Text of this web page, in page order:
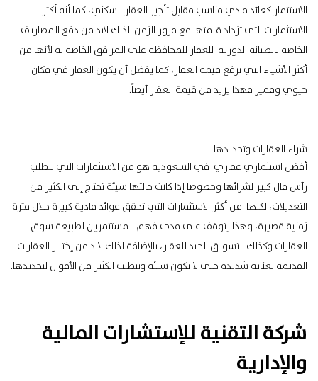
الاستثمار كعائد مادي مناسب مقابل تأجير العقار السكني، كما أنه أكثر
الاستثمارات التي تزداد قيمتها مع مرور الزمن. لذلك لابد من دفع المصاريف
الخاصة بالصيانة الدورية للعقار للمحافظة على المرافق الخاصة به لأنها من
أكثر الأشياء التي ترفع قيمة العقار، كما يفضل أن يكون العقار في مكان
حيوي ومميز فهذا يزيد من قيمة العقار أيضاً.
شراء العقارات وتجديدها
أفضل استثماري عقاري في السعودية هو من الاستثمارات التي تتطلب
رأس مال كبير لشرائها وخصوصا إذا كانت حالتها سيئة تحتاج إلى الكثير من
التعديلات، لكنها من أكثر الاستثمارات التي تحقق عوائد مادية كبيرة خلال فترة
زمنية قصيرة، وهذا يتوقف على مدى فهم المستثمرين لطبيعة سوق
العقارات وكذلك التسويق الجيد للعقار، بالإضافة لذلك لابد من إختيار العقارات
القديمة بعناية شديدة حتى لا تكون سيئة وتتطلب الكثير من الأموال لتجديدها.
شركة التقنية للإستشارات المالية
والإدارية